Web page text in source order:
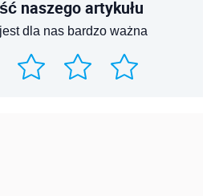
naszego artykułu
dla nas bardzo ważna